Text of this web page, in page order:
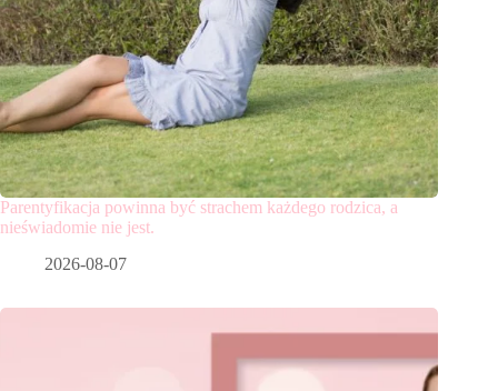
Parentyfikacja powinna być strachem każdego rodzica, a
nieświadomie nie jest.
2026-08-07